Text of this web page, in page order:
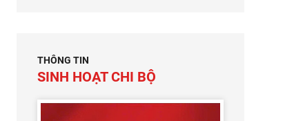
THÔNG TIN
SINH HOẠT CHI BỘ